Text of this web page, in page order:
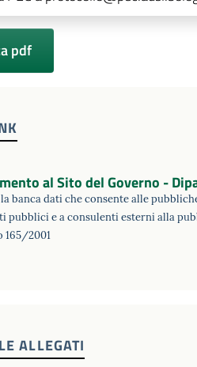
pdf
al Sito del Governo -
la banca dati che consente alle
pubblici e a consulenti esterni alla
165/2001
ALLEGATI